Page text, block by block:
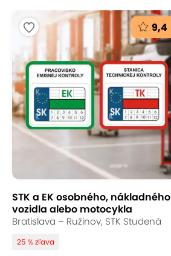
9,4
STK a EK osobného, nákladného
vozidla alebo motocykla
Bratislava – Ružinov, STK Studená
25 % zľava